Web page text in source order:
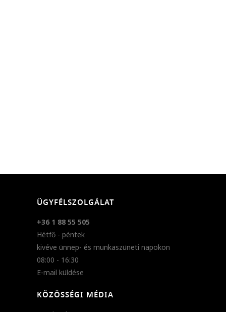
ÜGYFÉLSZOLGÁLAT
+36 1 88 55 505
Hétfő - péntek
kivéve ünnep- és munkaszüneti napokon
08:00 - 16:30
E-mail küldése
KÖZÖSSÉGI MÉDIA